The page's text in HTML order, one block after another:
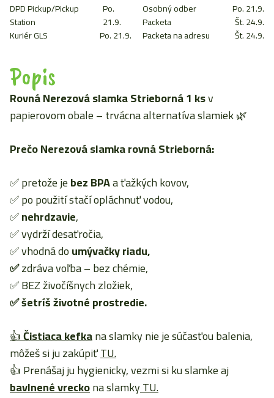
DPD Pickup/Pickup
Station
Po.
21.9.
Kuriér GLS
Po. 21.9.
Osobný odber
Po. 21.9.
Packeta
Št. 24.9.
Packeta na adresu
Št. 24.9.
Popis
Rovná Nerezová slamka Strieborná 1 ksv
papierovom obale – trvácna alternatíva slamiek 🌿
Prečo Nerezová slamka rovná Strieborná:
✅ pretože jebez BPAa ťažkých kovov,
✅ po použití stačí opláchnuť vodou,
✅nehrdzavie,
✅ vydrží desaťročia,
✅ vhodná doumývačky riadu,
✅zdráva voľba – bez chémie,
✅ BEZ živočíšnych zložiek,
✅ šetríš životné prostredie.
👍Čistiaca kefkana slamky nie je súčasťou balenia,
môžeš si ju zakúpiťTU.
👍 Prenášaj ju hygienicky, vezmi si ku slamke aj
bavlnené vreckona slamkyTU.